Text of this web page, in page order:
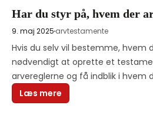
Har du styr på, hvem der
9. maj 2025 arvtestamente
Hvis du selv vil bestemme, hvem
nødvendigt at oprette et
arvereglerne og få indblik i hvem
Læs mere